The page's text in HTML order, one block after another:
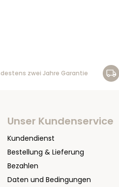
zwei Jahre Garantie
Unser Kundenservice
Kundendienst
Bestellung & Lieferung
Bezahlen
Daten und Bedingungen